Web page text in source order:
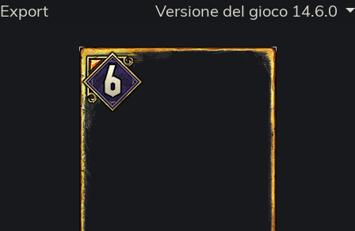
Export
Versione del gioco 14.6.0